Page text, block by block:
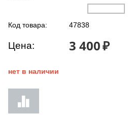
Код товара: 47838
Цена: 3 400₽
нет в наличии